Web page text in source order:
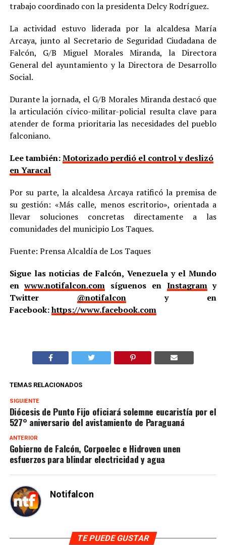
trabajo coordinado con la presidenta Delcy Rodríguez.
La actividad estuvo liderada por la alcaldesa María
Arcaya, junto al Secretario de Seguridad Ciudadana de
Falcón, G/B Miguel Morales Miranda, la Directora
General del ayuntamiento y la Directora de Desarrollo
Social.
Durante la jornada, el G/B Morales Miranda destacó que
la articulación cívico-militar-policial resulta clave para
atender de forma prioritaria las necesidades del pueblo
falconiano.
Lee también:Motorizado perdió el control y deslizó
en Yaracal
Por su parte, la alcaldesa Arcaya ratificó la premisa de
su gestión: «Más calle, menos escritorio», orientada a
llevar soluciones concretas directamente a las
comunidades del municipio Los Taques.
Fuente: Prensa Alcaldía de Los Taques
Sigue las noticias de Falcón, Venezuela y el Mundo
enwww.notifalcon.com síguenos en Instagramy
Twitter @notifalcony en
Facebook:https://www.facebook.com
TEMAS RELACIONADOS
SIGUIENTE
Diócesis de Punto Fijo oficiará solemne eucaristía por el
527° aniversario del avistamiento de Paraguaná
ANTERIOR
Gobierno de Falcón, Corpoelec e Hidroven unen
esfuerzos para blindar electricidad y agua
Notifalcon
TE PUEDE GUSTAR